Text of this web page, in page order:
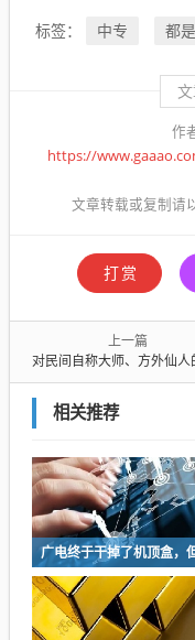
标签： 中专 都是
作
https://
文章转载或复制请
打赏
上一篇
对民间自称大师、方外仙人的必须保持高度
相关推荐